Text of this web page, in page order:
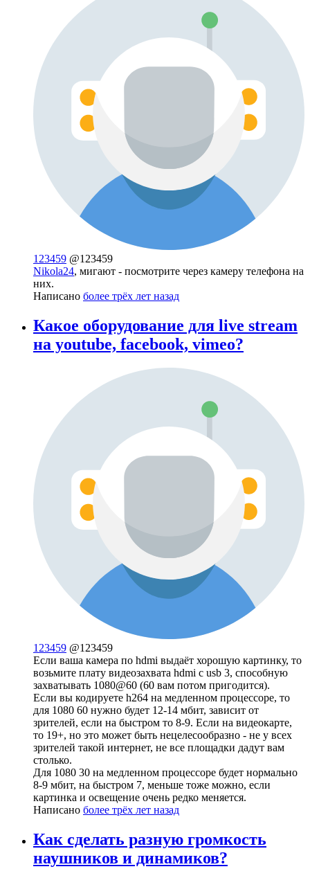
123459 @123459
Nikola24, мигают - посмотрите через камеру телефона на
них.
Написано более трёх лет назад
Какое оборудование для live stream
на youtube, facebook, vimeo?
123459 @123459
Если ваша камера по hdmi выдаёт хорошую картинку, то
возьмите плату видеозахвата hdmi с usb 3, способную
захватывать 1080@60 (60 вам потом пригодится).
Если вы кодируете h264 на медленном процессоре, то
для 1080 60 нужно будет 12-14 мбит, зависит от
зрителей, если на быстром то 8-9. Если на видеокарте,
то 19+, но это может быть нецелесообразно - не у всех
зрителей такой интернет, не все площадки дадут вам
столько.
Для 1080 30 на медленном процессоре будет нормально
8-9 мбит, на быстром 7, меньше тоже можно, если
картинка и освещение очень редко меняется.
Написано более трёх лет назад
Как сделать разную громкость
наушников и динамиков?